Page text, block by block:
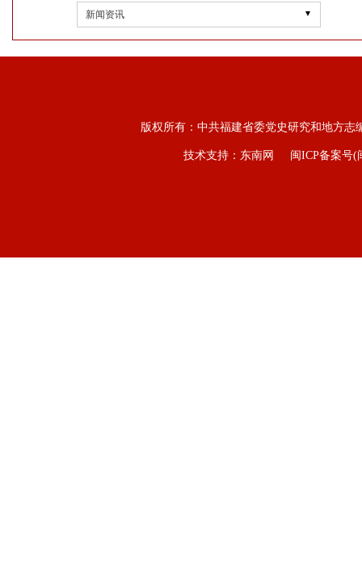
新闻资讯
版权所有：中共福建省委党史研究和地方
技术支持：东南网 闽ICP备案号(